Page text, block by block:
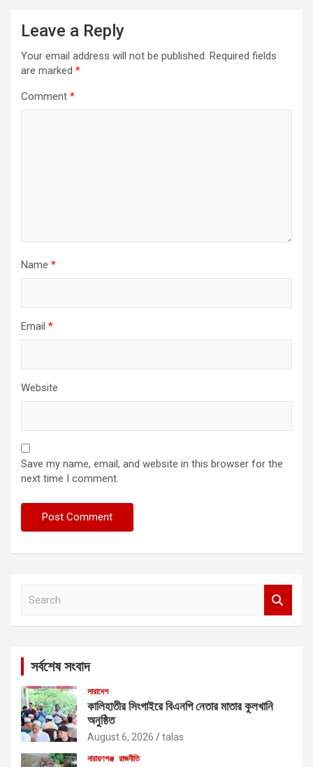
Leave a Reply
Your email address will not be published. Required fields
are marked *
Comment *
Name *
Email *
Website
Save my name, email, and website in this browser for the
next time I comment.
সর্বশেষ সংবাদ
সারাদেশ
কালিহাতীর সিংগাইরে বিএনপি নেতার মাতার কুলখানি
অনুষ্ঠিত
August 6, 2026 talas
নারায়ণগঞ্জ রাজনীতি